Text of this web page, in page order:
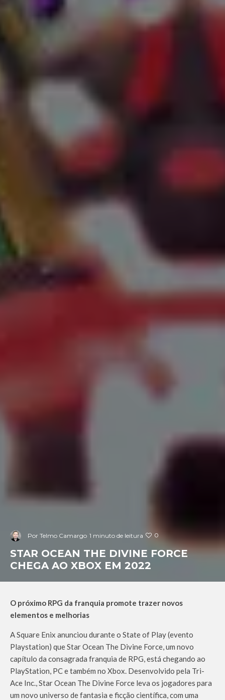
Por Telmo Camargo 1 minuto de leitura 0
STAR OCEAN THE DIVINE FORCE
CHEGA AO XBOX EM 2022
O próximo RPG da franquia promote trazer novos
elementos e melhorias
A Square Enix anunciou durante o State of Play (evento
Playstation) que Star Ocean The Divine Force, um novo
capítulo da consagrada franquia de RPG, está chegando ao
PlayStation, PC e também no Xbox. Desenvolvido pela Tri-
Ace Inc., Star Ocean The Divine Force leva os jogadores para
um novo universo de fantasia e ficção científica, com uma